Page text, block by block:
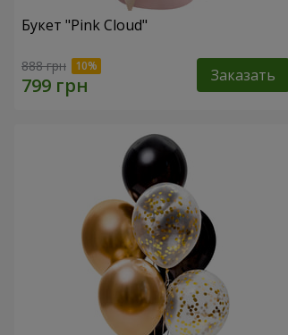
Букет "Pink Cloud"
888 грн Заказать